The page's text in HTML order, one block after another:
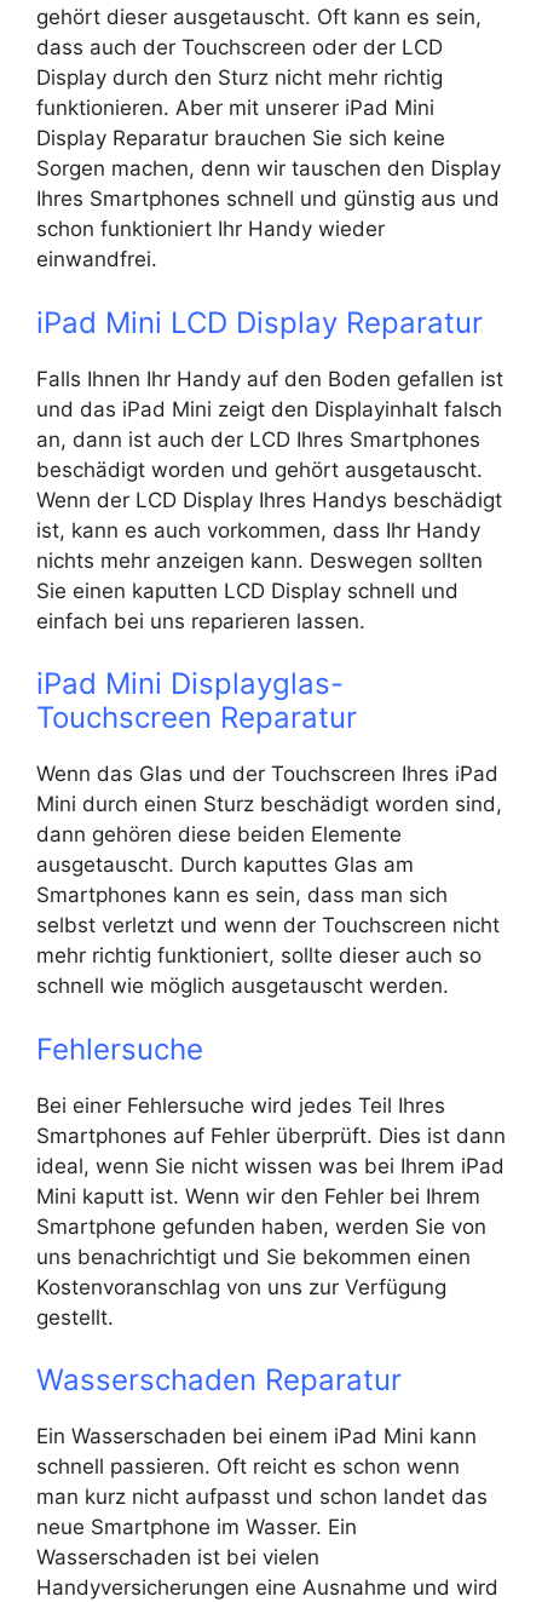
gehört dieser ausgetauscht. Oft kann es sein,
dass auch der Touchscreen oder der LCD
Display durch den Sturz nicht mehr richtig
funktionieren. Aber mit unserer iPad Mini
Display Reparatur brauchen Sie sich keine
Sorgen machen, denn wir tauschen den Display
Ihres Smartphones schnell und günstig aus und
schon funktioniert Ihr Handy wieder
einwandfrei.
iPad Mini LCD Display Reparatur
Falls Ihnen Ihr Handy auf den Boden gefallen ist
und das iPad Mini zeigt den Displayinhalt falsch
an, dann ist auch der LCD Ihres Smartphones
beschädigt worden und gehört ausgetauscht.
Wenn der LCD Display Ihres Handys beschädigt
ist, kann es auch vorkommen, dass Ihr Handy
nichts mehr anzeigen kann. Deswegen sollten
Sie einen kaputten LCD Display schnell und
einfach bei uns reparieren lassen.
iPad Mini Displayglas-
Touchscreen Reparatur
Wenn das Glas und der Touchscreen Ihres iPad
Mini durch einen Sturz beschädigt worden sind,
dann gehören diese beiden Elemente
ausgetauscht. Durch kaputtes Glas am
Smartphones kann es sein, dass man sich
selbst verletzt und wenn der Touchscreen nicht
mehr richtig funktioniert, sollte dieser auch so
schnell wie möglich ausgetauscht werden.
Fehlersuche
Bei einer Fehlersuche wird jedes Teil Ihres
Smartphones auf Fehler überprüft. Dies ist dann
ideal, wenn Sie nicht wissen was bei Ihrem iPad
Mini kaputt ist. Wenn wir den Fehler bei Ihrem
Smartphone gefunden haben, werden Sie von
uns benachrichtigt und Sie bekommen einen
Kostenvoranschlag von uns zur Verfügung
gestellt.
Wasserschaden Reparatur
Ein Wasserschaden bei einem iPad Mini kann
schnell passieren. Oft reicht es schon wenn
man kurz nicht aufpasst und schon landet das
neue Smartphone im Wasser. Ein
Wasserschaden ist bei vielen
Handyversicherungen eine Ausnahme und wird